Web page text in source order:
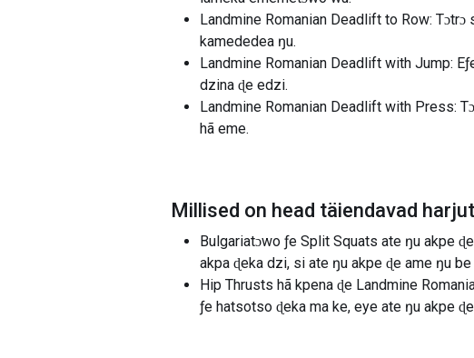
Landmine Romanian Deadlift to Row:
kamededea ŋu.
Landmine Romanian Deadlift with Jump:
dzina ɖe edzi.
Landmine Romanian Deadlift with Press:
hã eme.
Millised on head täiendavad
Bulgariatɔwo ƒe Split Squats ate ŋu akpe
akpa ɖeka dzi, si ate ŋu akpe ɖe ame ŋu
Hip Thrusts hã kpena ɖe Landmine
ƒe hatsotso ɖeka ma ke, eye ate ŋu akpe